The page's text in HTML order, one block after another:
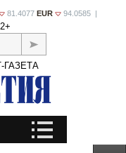
81.4077 EUR
94.0585 |